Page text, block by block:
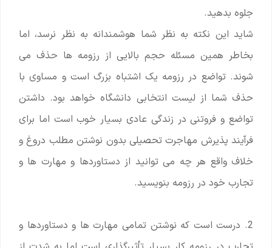
جلوه بدهید.
شاید این نکته به نظر شما هوشمندانه به نظر نرسد، اما
بخاطر همین مسئله حجم بالایی از رزومه ها حذف می
شوند. تواضع در رزومه یک اشتباه بزرگ است و مساوی با
حذف شما از لیست انتخابی دانشگاه خواهد بود. داشتن
تواضع و فروتنی در زندگی عادی بسیار خوب است اما برای
فرآیند پذیرش مهاجرت تحصیلی بدون نوشتن مطلب دروغ و
خلاف واقع هر چه می توانید از دستاوردها و مهارت ها و
تجارب خود در رزومه بنویسید.
2. درست است که نوشتن تمامی مهارت ها و دستاوردها و